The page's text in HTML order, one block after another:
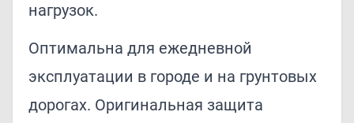
нагрузок.
Оптимальна для ежедневной
эксплуатации в городе и на грунтовых
дорогах. Оригинальная защита